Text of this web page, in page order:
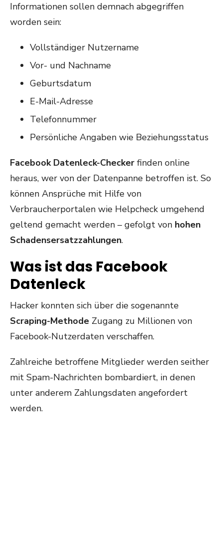
Informationen sollen demnach abgegriffen
worden sein:
Vollständiger Nutzername
Vor- und Nachname
Geburtsdatum
E-Mail-Adresse
Telefonnummer
Persönliche Angaben wie Beziehungsstatus
Facebook Datenleck-Checker finden online
heraus, wer von der Datenpanne betroffen ist. So
können Ansprüche mit Hilfe von
Verbraucherportalen wie Helpcheck umgehend
geltend gemacht werden – gefolgt von hohen
Schadensersatzzahlungen.
Was ist das Facebook
Datenleck
Hacker konnten sich über die sogenannte
Scraping-Methode Zugang zu Millionen von
Facebook-Nutzerdaten verschaffen.
Zahlreiche betroffene Mitglieder werden seither
mit Spam-Nachrichten bombardiert, in denen
unter anderem Zahlungsdaten angefordert
werden.